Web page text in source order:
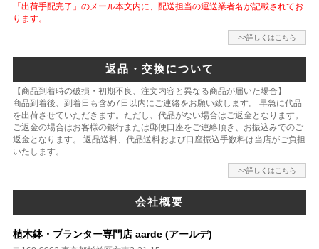
「出荷手配完了」のメール本文内に、配送担当の運送業者名が記載されてお
ります。
>>詳しくはこちら
返品・交換について
【商品到着時の破損・初期不良、注文内容と異なる商品が届いた場合】
商品到着後、到着日も含め7日以内にご連絡をお願い致します。 早急に代品
を出荷させていただきます。ただし、代品がない場合はご返金となります。
ご返金の場合はお客様の銀行または郵便口座をご連絡頂き、お振込みでのご
返金となります。 返品送料、代品送料および口座振込手数料は当店がご負担
いたします。
>>詳しくはこちら
会社概要
植木鉢・プランター専門店 aarde (アールデ)